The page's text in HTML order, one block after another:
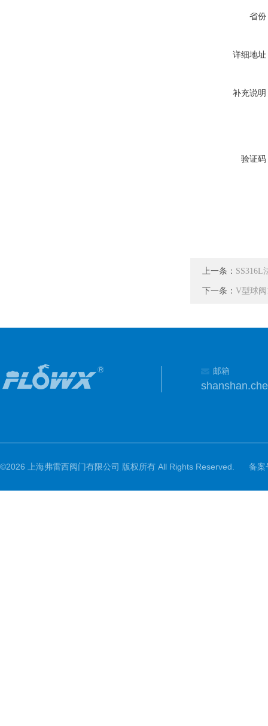
省份
详细地址
补充说明
验证码
上一条： SS316L
下一条： V型球阀
邮箱
©2026 上海弗雷西阀门有限公司 版权所有 All Rights Reserved. 备案